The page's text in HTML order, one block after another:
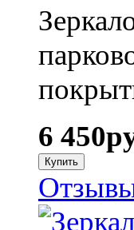
6 450